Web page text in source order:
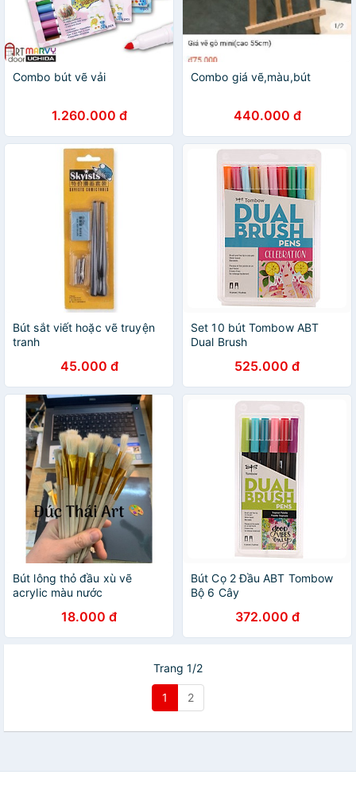
Combo bút vẽ vải
1.260.000 đ
Combo giá vẽ,màu,bút
440.000 đ
Bút sắt viết hoặc vẽ truyện
tranh
45.000 đ
Set 10 bút Tombow ABT
Dual Brush
525.000 đ
Bút lông thỏ đầu xù vẽ
acrylic màu nước
18.000 đ
Bút Cọ 2 Đầu ABT Tombow
Bộ 6 Cây
372.000 đ
Trang 1/2
1 2